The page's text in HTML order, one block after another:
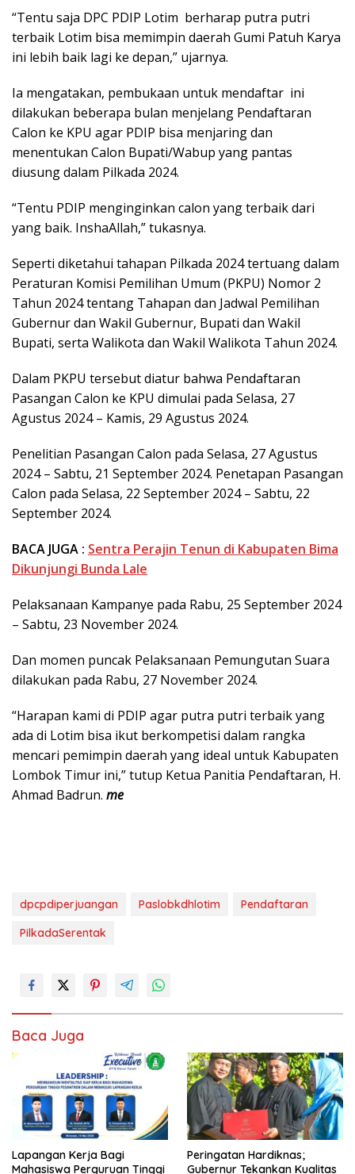
“Tentu saja DPC PDIP Lotim berharap putra putri
terbaik Lotim bisa memimpin daerah Gumi Patuh Karya
ini lebih baik lagi ke depan,” ujarnya.
Ia mengatakan, pembukaan untuk mendaftar ini
dilakukan beberapa bulan menjelang Pendaftaran
Calon ke KPU agar PDIP bisa menjaring dan
menentukan Calon Bupati/Wabup yang pantas
diusung dalam Pilkada 2024.
“Tentu PDIP menginginkan calon yang terbaik dari
yang baik. InshaAllah,” tukasnya.
Seperti diketahui tahapan Pilkada 2024 tertuang dalam
Peraturan Komisi Pemilihan Umum (PKPU) Nomor 2
Tahun 2024 tentang Tahapan dan Jadwal Pemilihan
Gubernur dan Wakil Gubernur, Bupati dan Wakil
Bupati, serta Walikota dan Wakil Walikota Tahun 2024.
Dalam PKPU tersebut diatur bahwa Pendaftaran
Pasangan Calon ke KPU dimulai pada Selasa, 27
Agustus 2024 – Kamis, 29 Agustus 2024.
Penelitian Pasangan Calon pada Selasa, 27 Agustus
2024 – Sabtu, 21 September 2024. Penetapan Pasangan
Calon pada Selasa, 22 September 2024 – Sabtu, 22
September 2024.
BACA JUGA : Sentra Perajin Tenun di Kabupaten Bima
Dikunjungi Bunda Lale
Pelaksanaan Kampanye pada Rabu, 25 September 2024
– Sabtu, 23 November 2024.
Dan momen puncak Pelaksanaan Pemungutan Suara
dilakukan pada Rabu, 27 November 2024.
“Harapan kami di PDIP agar putra putri terbaik yang
ada di Lotim bisa ikut berkompetisi dalam rangka
mencari pemimpin daerah yang ideal untuk Kabupaten
Lombok Timur ini,” tutup Ketua Panitia Pendaftaran, H.
Ahmad Badrun. me
dpcpdiperjuangan Paslobkdhlotim
Pendaftaran
PilkadaSerentak
Baca Juga
Lapangan Kerja Bagi
Mahasiswa Perguruan Tinggi
Peringatan Hardiknas;
Gubernur Tekankan Kualitas